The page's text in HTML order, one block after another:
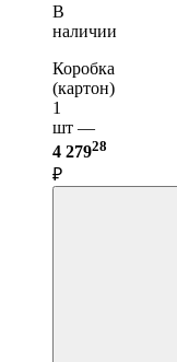
В
наличии
Коробка
(картон)
1
шт —
4 27928
₽